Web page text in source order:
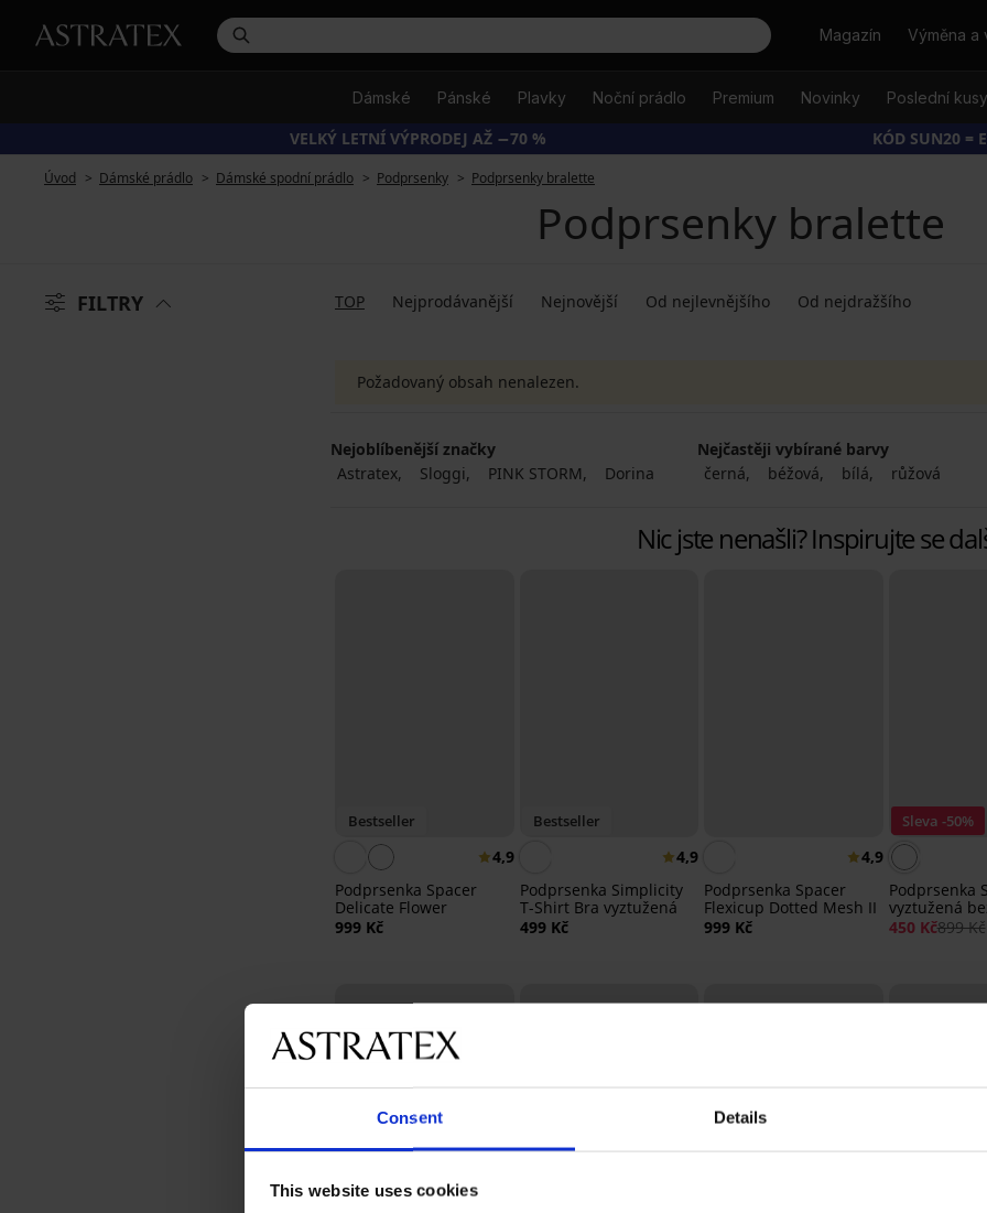
Consent Details
This website uses cookies
HledatMagazín Výměna a
Dámské Pánské Plavky Noční prádlo Premium Novinky Poslední kusy
VELKÝ LETNÍ VÝPRODEJ AŽ −70 % KÓD SUN20 =
Úvod Dámské prádlo Dámské spodní prádlo Podprsenky Podprsenky bralette
Podprsenky bralette
FILTRY TOP Nejprodávanější Nejnovější Od nejlevnějšího Od nejdražšího
Požadovaný obsah nenalezen.
Nejoblíbenější značky
Astratex
Sloggi PINK STORM Dorina
Nejčastěji vybírané barvy
černá
béžová bílá růžová
Nic jste nenašli? Inspirujte se
Bestseller
4,9
Podprsenka Spacer
Delicate Flower
999 Kč
Bestseller
4,9
Podprsenka Simplicity
T-Shirt Bra vyztužená
499 Kč
4,9
Podprsenka Spacer
Flexicup Dotted Mesh II
999 Kč
Sleva -50%
Podprsenka
vyztužená
450 Kč899 Kč